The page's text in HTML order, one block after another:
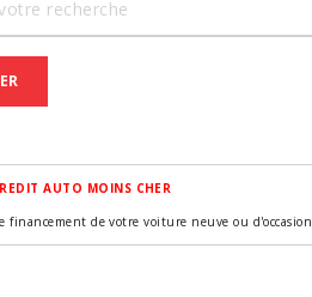
AUTO MOINS CHER
financement de votre voiture neuve ou d'occasion